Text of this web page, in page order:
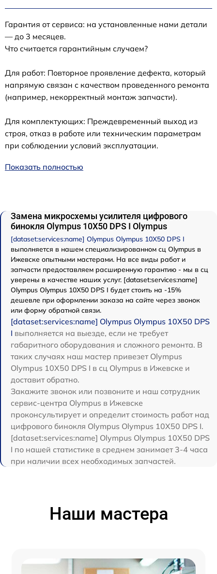
Гарантия от сервиса: на установленные нами детали
— до 3 месяцев.
Что считается гарантийным случаем?
Для работ: Повторное проявление дефекта, который
напрямую связан с качеством проведенного ремонта
(например, некорректный монтаж запчасти).
Для комплектующих: Преждевременный выход из
строя, отказ в работе или техническим параметрам
при соблюдении условий эксплуатации.
Показать полностью
Замена микросхемы усилителя цифрового
бинокля Olympus 10X50 DPS I Olympus
[dataset:services:name] Olympus Olympus 10X50 DPS I
выполняется в нашем специализированном сц Olympus в
Ижевске опытными мастерами. На все виды работ и
запчасти предоставляем расширенную гарантию - мы в сц
уверены в качестве наших услуг. [dataset:services:name]
Olympus Olympus 10X50 DPS I будет стоить на -15%
дешевле при оформлении заказа на сайте через звонок
или форму обратной связи.
[dataset:services:name] Olympus Olympus 10X50 DPS
I выполняется на выезде, если не требует
габаритного оборудования и сложного ремонта. В
таких случаях наш мастер привезет Olympus
Olympus 10X50 DPS I в сц Olympus в Ижевске и
доставит обратно.
Закажите звонок или позвоните и наш сотрудник
сервис-центра Olympus в Ижевске
проконсультирует и определит стоимость работ над
цифрового бинокля Olympus Olympus 10X50 DPS I.
[dataset:services:name] Olympus Olympus 10X50 DPS
I по нашей статистике в среднем занимает 3-4 часа
при наличии всех необходимых запчастей.
Наши мастера